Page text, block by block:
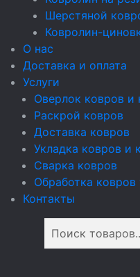
Шерстяной
Ковролин-
О нас
Доставка и оплата
Услуги
Оверлок ковров и
Раскрой ковров
Доставка ковров
Укладка ковров и
Сварка ковров
Обработка ковров
Контакты